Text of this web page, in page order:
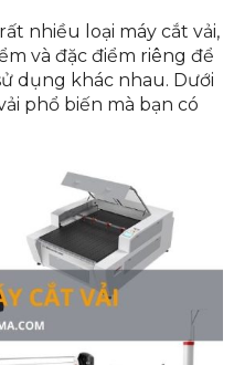
nhiều loại máy cắt vải,
và đặc điểm riêng để
dụng khác nhau. Dưới
phổ biến mà bạn có